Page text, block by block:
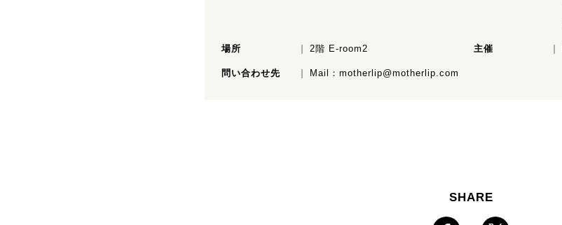
場所 2階 E-room2 主催
問い合わせ先 Mail： motherlip@motherlip.com
SHARE